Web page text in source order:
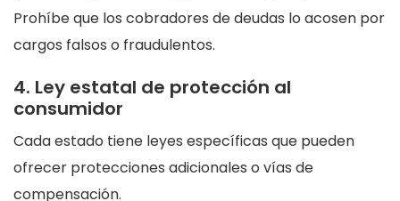
Prohíbe que los cobradores de deudas lo acosen por
cargos falsos o fraudulentos.
4. Ley estatal de protección al
consumidor
Cada estado tiene leyes específicas que pueden
ofrecer protecciones adicionales o vías de
compensación.